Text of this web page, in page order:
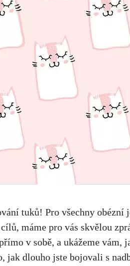
tuků! Pro ​všechny obézní
máme pro‍ vás skvělou
v sobě, a ukážeme vám,
jak dlouho jste bojovali​ s